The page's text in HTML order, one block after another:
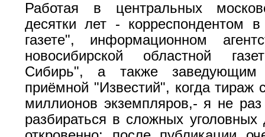
Работая в центральных
десятки лет - корреспондентом в
газете", информационном
новосибирской областной
Сибирь", а также заведующим
приёмной "Известий", когда тираж
миллионов экземпляров,- я не
разбираться в сложных